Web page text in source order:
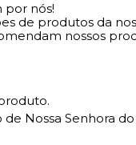
por nós!
de produtos da
nossos
de Nossa Senhora